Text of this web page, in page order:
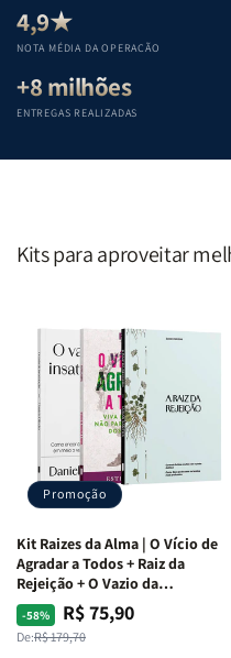
Teológica
Penkal
Penkal
4,9★
NOTA MÉDIA DA OPERAÇÃO
+8 milhões
ENTREGAS REALIZADAS
Kits para aproveitar
Promoção
Kit Raizes da Alma | O Vício de
Agradar a Todos + Raiz da
Rejeição + O Vazio da
Insatisfação.
-58%
Preço
normal
De:R$ 179,70
Preço
promocional
R$ 75,90